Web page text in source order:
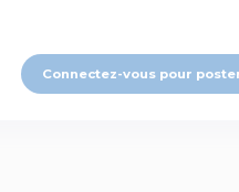
Connectez-vous pour